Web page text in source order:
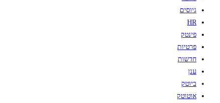
גיוסים
HR
פינטק
פרטיות
חדשות
ענן
ביוטק
אוטוטק